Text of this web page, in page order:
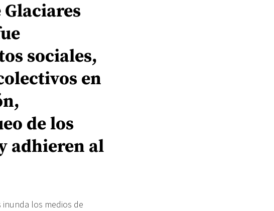
sociales,
en
de los
adhieren al
los medios de